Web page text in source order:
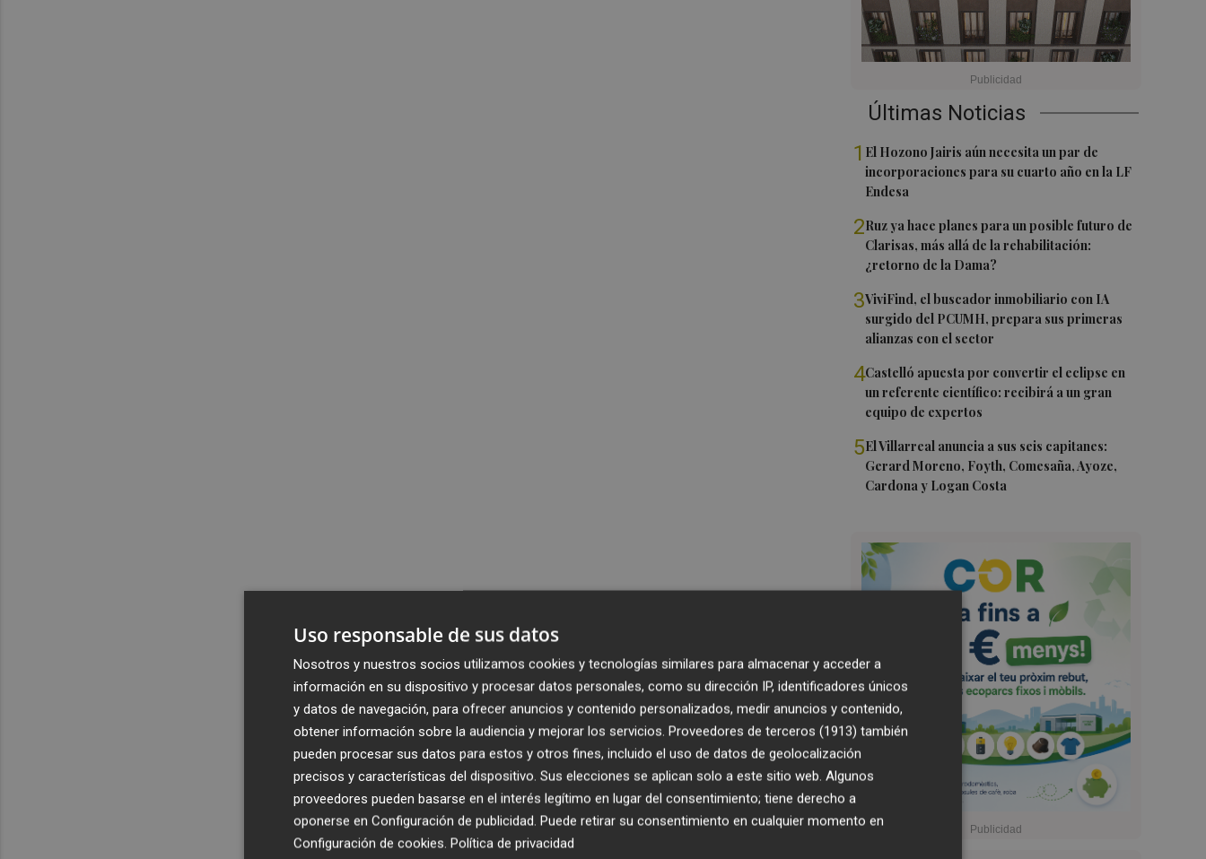
Últimas Noticias
1 El Hozono Jairis aún necesita un par de
incorporaciones para su cuarto año en la LF
Endesa
2Ruz ya hace planes para un posible futuro de
Clarisas, más allá de la rehabilitación:
¿retorno de la Dama?
3ViviFind, el buscador inmobiliario con IA
surgido del PCUMH, prepara sus primeras
alianzas con el sector
4Castelló apuesta por convertir el eclipse en
un referente científico: recibirá a un gran
equipo de expertos
5El Villarreal anuncia a sus seis capitanes:
Gerard Moreno, Foyth, Comesaña, Ayoze,
Cardona y Logan Costa
Uso responsable de sus datos
Nosotros y nuestros socios utilizamos cookies y tecnologías similares para almacenar y acceder a
información en su dispositivo y procesar datos personales, como su dirección IP, identificadores únicos
y datos de navegación, para ofrecer anuncios y contenido personalizados, medir anuncios y contenido,
obtener información sobre la audiencia y mejorar los servicios. Proveedores de terceros (1913) también
pueden procesar sus datos para estos y otros fines, incluido el uso de datos de geolocalización
precisos y características del dispositivo. Sus elecciones se aplican solo a este sitio web. Algunos
proveedores pueden basarse en el interés legítimo en lugar del consentimiento; tiene derecho a
oponerse en Configuración de publicidad. Puede retirar su consentimiento en cualquier momento en
Configuración de cookies. Política de privacidad